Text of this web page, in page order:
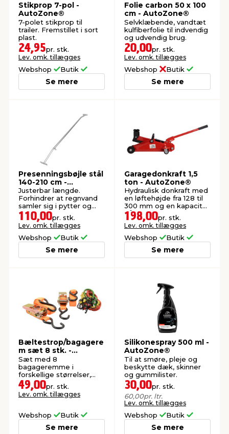
Stikprop 7-pol -
AutoZone®
7-polet stikprop til
trailer. Fremstillet i sort
plast.
24,95pr. stk.
Lev. omk. tillægges
Webshop Butik
Se mere
Folie carbon 50 x 100
cm - AutoZone®
Selvklæbende, vandtæt
kulfiberfolie til indvendig
og udvendig brug.
20,00pr. stk.
Lev. omk. tillægges
Webshop Butik
Se mere
Presenningsbøjle stål
140-210 cm -
AutoZone®
Justerbar længde.
Forhindrer at regnvand
samler sig i pytter og
belaster presenningen.
110,00pr. stk.
Lev. omk. tillægges
Webshop Butik
Se mere
Garagedonkraft 1,5
ton - AutoZone®
Hydraulisk donkraft med
en løftehøjde fra 128 til
300 mm og en kapacitet
på 1.500 kg.
198,00pr. stk.
Lev. omk. tillægges
Webshop Butik
Se mere
Bæltestrop/bagagere
m sæt 8 stk. -
AutoZone®
Sæt med 8
bagageremme i
forskellige størrelser,
samlet i en kasse.
49,00pr. stk.
Lev. omk. tillægges
Webshop Butik
Se mere
Silikonespray 500 ml -
AutoZone®
Til at smøre, pleje og
beskytte dæk, skinner
og gummilister.
30,00pr. stk.
60,00pr. ltr.
Lev. omk. tillægges
Webshop Butik
Se mere